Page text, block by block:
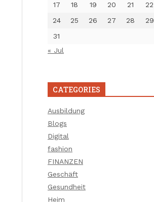
17
18 19 20 21 22
24
25 26 27 28 29
31
« Jul
CATEGORIES
Ausbildung
Blogs
Digital
fashion
FINANZEN
Geschäft
Gesundheit
Heim